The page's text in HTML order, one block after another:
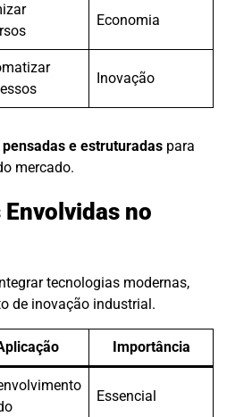
Economia
Inovação
pensadas e estruturadas para
mercado.
no
tecnologias modernas,
de inovação industrial.
Importância
Essencial